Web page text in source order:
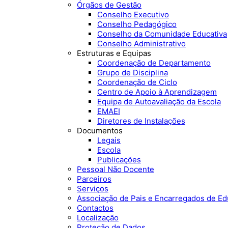
Órgãos de Gestão
Conselho Executivo
Conselho Pedagógico
Conselho da Comunidade Educativa
Conselho Administrativo
Estruturas e Equipas
Coordenação de Departamento
Grupo de Disciplina
Coordenação de Ciclo
Centro de Apoio à Aprendizagem
Equipa de Autoavaliação da Escola
EMAEI
Diretores de Instalações
Documentos
Legais
Escola
Publicações
Pessoal Não Docente
Parceiros
Serviços
Associação de Pais e Encarregados de
Contactos
Localização